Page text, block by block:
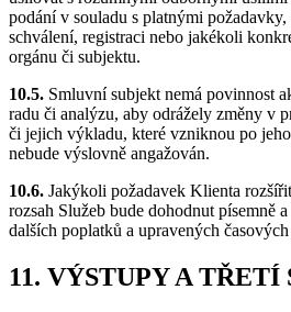
podání v souladu s platnými
schválení, registraci nebo jakékoli
orgánu či subjektu.
10.5. Smluvní subjekt nemá povinnost
radu či analýzu, aby odrážely změny v
či jejich výkladu, které vzniknou po
nebude výslovně angažován.
10.6. Jakýkoli požadavek Klienta
rozsah Služeb bude dohodnut písemně
dalších poplatků a upravených
11. VÝSTUPY A TŘETÍ